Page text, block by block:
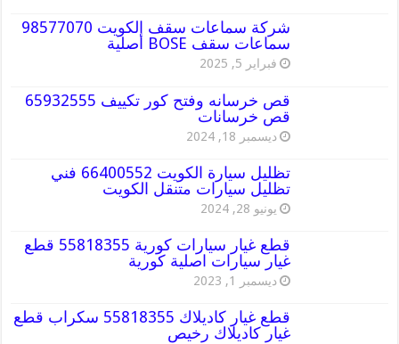
شركة سماعات سقف الكويت 98577070
سماعات سقف BOSE أصلية
فبراير 5, 2025
قص خرسانه وفتح كور تكييف 65932555
قص خرسانات
ديسمبر 18, 2024
تظليل سيارة الكويت 66400552 فني
تظليل سيارات متنقل الكويت
يونيو 28, 2024
قطع غيار سيارات كورية 55818355 قطع
غيار سيارات اصلية كورية
ديسمبر 1, 2023
قطع غيار كاديلاك 55818355 سكراب قطع
غيار كاديلاك رخيص